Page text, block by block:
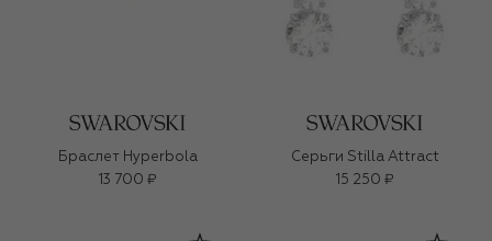
Браслет Hyperbola
13 700 ₽
Серьги Stilla Attract
15 250 ₽